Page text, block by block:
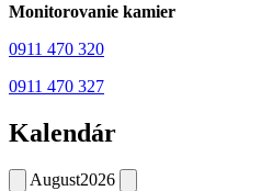
Monitorovanie kamier
0911 470 320
0911 470 327
Kalendár
August2026